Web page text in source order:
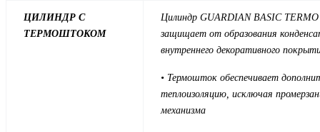
ЦИЛИНДР С
ТЕРМОШТОКОМ
Цилиндр GUARDIAN BASIC
защищает от образования
внутреннего декоративного
• Термошток обеспечивает
теплоизоляцию, исключая
механизма